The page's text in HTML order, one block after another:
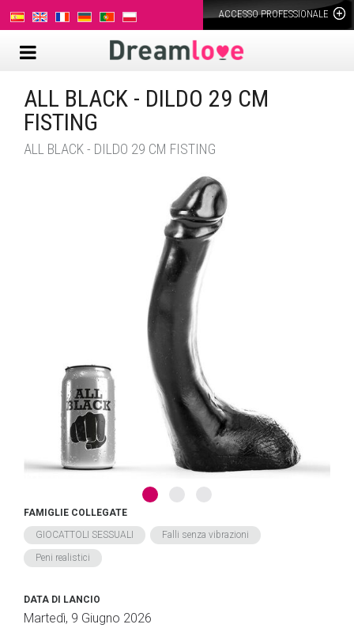
ACCESSO PROFESSIONALE
ALL BLACK - DILDO 29 CM
FISTING
ALL BLACK - DILDO 29 CM FISTING
FAMIGLIE COLLEGATE
GIOCATTOLI SESSUALI
Falli senza vibrazioni
Peni realistici
DATA DI LANCIO
Martedì, 9 Giugno 2026